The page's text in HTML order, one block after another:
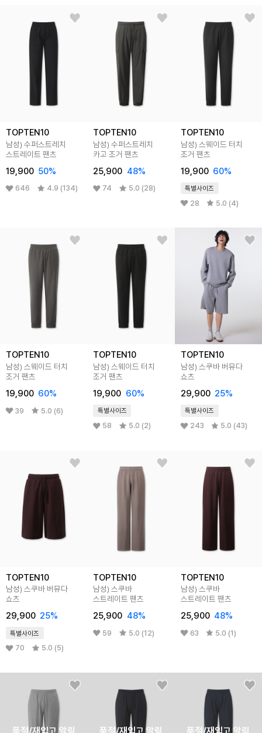
TOPTEN10
남성) 수퍼스트레치
스트레이트 팬츠
19,900 50%
646 4.9 (134)
TOPTEN10
남성) 수퍼스트레치
카고 조거 팬츠
25,900 48%
74 5.0 (28)
TOPTEN10
남성) 스웨이드 터치
조거 팬츠
19,900 60%
특별사이즈
28 5.0 (4)
TOPTEN10
남성) 스웨이드 터치
조거 팬츠
19,900 60%
39 5.0 (6)
TOPTEN10
남성) 스웨이드 터치
조거 팬츠
19,900 60%
특별사이즈
58 5.0 (2)
TOPTEN10
남성) 스쿠바 버뮤다
쇼츠
29,900 25%
특별사이즈
243 5.0 (43)
TOPTEN10
남성) 스쿠바 버뮤다
쇼츠
29,900 25%
특별사이즈
70 5.0 (5)
TOPTEN10
남성) 스쿠바
스트레이트 팬츠
25,900 48%
59 5.0 (12)
TOPTEN10
남성) 스쿠바
스트레이트 팬츠
25,900 48%
63 5.0 (1)